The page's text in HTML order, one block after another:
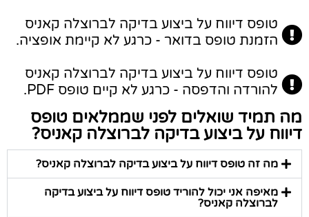
טופס דיווח על ביצוע בדיקה לברוצלה קאניס
הזמנת טופס בדואר - כרגע לא קיימת אופציה.
טופס דיווח על ביצוע בדיקה לברוצלה קאניס
להורדה והדפסה - כרגע לא קיים טופס PDF.
מה תמיד שואלים לפני שממלאים טופס
דיווח על ביצוע בדיקה לברוצלה קאניס?
מה זה טופס דיווח על ביצוע בדיקה לברוצלה קאניס?
מאיפה אני יכול להוריד טופס דיווח על ביצוע בדיקה
לברוצלה קאניס?